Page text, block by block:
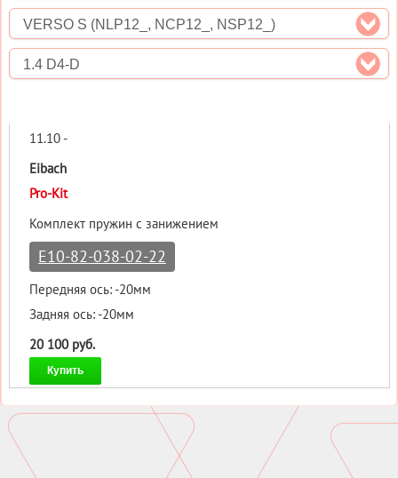
VERSO S (NLP12_, NCP12_, NSP12_)
1.4 D4-D
11.10 -
Eibach
Pro-Kit
Комплект пружин с занижением
E10-82-038-02-22
Передняя ось: -20мм
Задняя ось: -20мм
20 100 руб.
Купить